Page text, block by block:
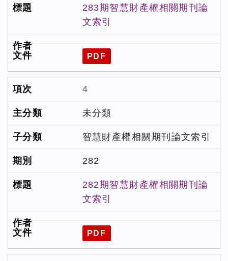
283期智慧財產權相關期刊論
文索引
PDF
4
未分類
智慧財產權相關期刊論文索引
282
282期智慧財產權相關期刊論
文索引
PDF